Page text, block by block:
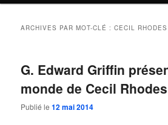
ARCHIVES PAR MOT-CLÉ :CECIL RHODES
G. Edward Griffin
monde de Cecil Rhodes
Publié le12 mai 2014